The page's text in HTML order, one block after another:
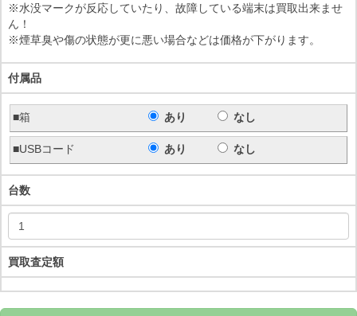
※水没マークが反応していたり、故障している端末は買取出来ませ
ん！
※煙草臭や傷の状態が更に悪い場合などは価格が下がります。
付属品
■箱 あり なし
■USBコード あり なし
台数
買取査定額